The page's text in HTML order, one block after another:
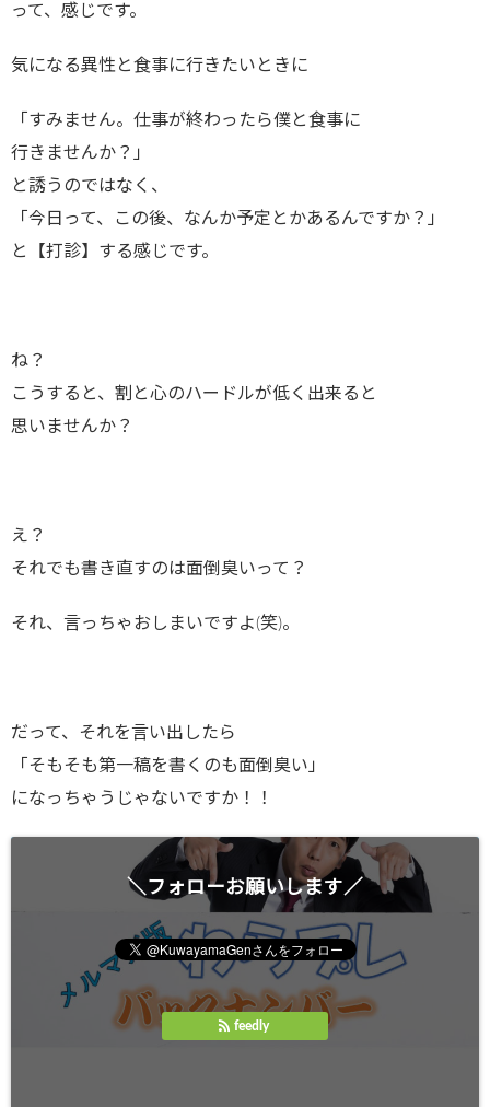
って、感じです。
気になる異性と食事に行きたいときに
「すみません。仕事が終わったら僕と食事に
行きませんか？」
と誘うのではなく、
「今日って、この後、なんか予定とかあるんですか？」
と【打診】する感じです。
ね？
こうすると、割と心のハードルが低く出来ると
思いませんか？
え？
それでも書き直すのは面倒臭いって？
それ、言っちゃおしまいですよ(笑)。
だって、それを言い出したら
「そもそも第一稿を書くのも面倒臭い」
になっちゃうじゃないですか！！
＼フォローお願いします／
feedly